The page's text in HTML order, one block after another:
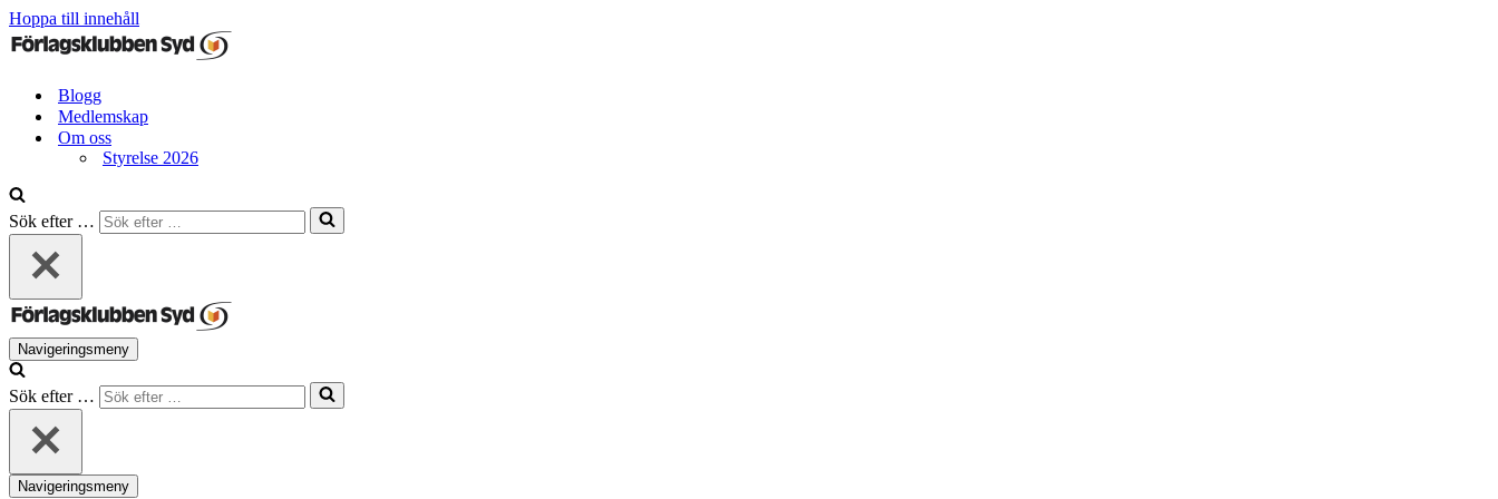
Hoppa till innehåll
Blogg
Medlemskap
Om oss
Styrelse 2026
Sök efter …
Navigeringsmeny
Sök efter …
Navigeringsmeny